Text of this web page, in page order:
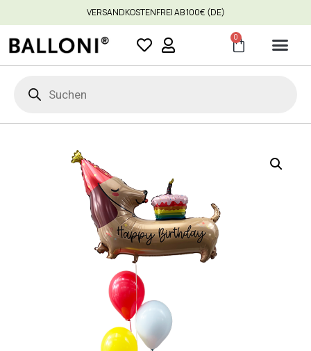
VERSANDKOSTENFREI AB 100€ (DE)
0